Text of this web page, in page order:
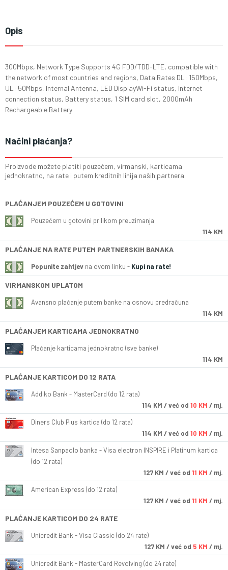
Opis
300Mbps, Network Type Supports 4G FDD/TDD-LTE, compatible with
the network of most countries and regions, Data Rates DL: 150Mbps,
UL: 50Mbps, Internal Antenna, LED DisplayWi-Fi status, Internet
connection status, Battery status, 1 SIM card slot, 2000mAh
Rechargeable Battery
Načini plaćanja?
Proizvode možete platiti pouzećem, virmanski, karticama
jednokratno, na rate i putem kreditnih linija naših partnera.
PLAĆANJEM POUZEĆEM U GOTOVINI
Pouzećem u gotovini prilikom preuzimanja
114 KM
PLAĆANJE NA RATE PUTEM PARTNERSKIH BANAKA
Popunite zahtjev na ovom linku - Kupi na rate!
VIRMANSKOM UPLATOM
Avansno plaćanje putem banke na osnovu predračuna
114 KM
PLAĆANJEM KARTICAMA JEDNOKRATNO
Plaćanje karticama jednokratno (sve banke)
114 KM
PLAĆANJE KARTICOM DO 12 RATA
Addiko Bank - MasterCard (do 12 rata)
114 KM / već od 10 KM / mj.
Diners Club Plus kartica (do 12 rata)
114 KM / već od 10 KM / mj.
Intesa Sanpaolo banka - Visa electron INSPIRE i Platinum kartica
(do 12 rata)
127 KM / već od 11 KM / mj.
American Express (do 12 rata)
127 KM / već od 11 KM / mj.
PLAĆANJE KARTICOM DO 24 RATE
Unicredit Bank - Visa Classic (do 24 rate)
127 KM / već od 5 KM / mj.
Unicredit Bank - MasterCard Revolving (do 24 rate)